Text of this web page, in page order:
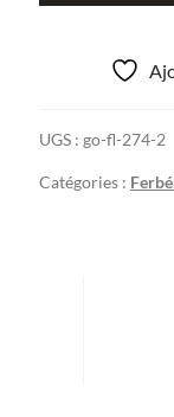
Zêzere,
Portugal.
UGS : go-fl-274-2
Catégories :